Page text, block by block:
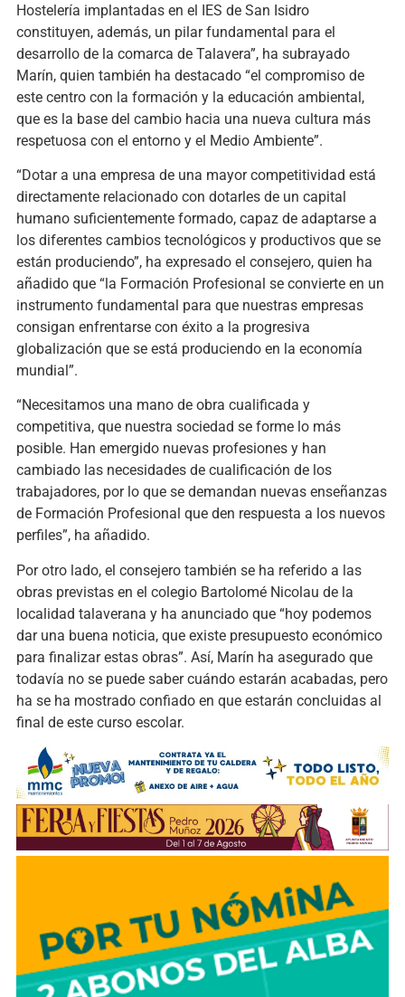
Hostelería implantadas en el IES de San Isidro
constituyen, además, un pilar fundamental para el
desarrollo de la comarca de Talavera”, ha subrayado
Marín, quien también ha destacado “el compromiso de
este centro con la formación y la educación ambiental,
que es la base del cambio hacia una nueva cultura más
respetuosa con el entorno y el Medio Ambiente”.
“Dotar a una empresa de una mayor competitividad está
directamente relacionado con dotarles de un capital
humano suficientemente formado, capaz de adaptarse a
los diferentes cambios tecnológicos y productivos que se
están produciendo”, ha expresado el consejero, quien ha
añadido que “la Formación Profesional se convierte en un
instrumento fundamental para que nuestras empresas
consigan enfrentarse con éxito a la progresiva
globalización que se está produciendo en la economía
mundial”.
“Necesitamos una mano de obra cualificada y
competitiva, que nuestra sociedad se forme lo más
posible. Han emergido nuevas profesiones y han
cambiado las necesidades de cualificación de los
trabajadores, por lo que se demandan nuevas enseñanzas
de Formación Profesional que den respuesta a los nuevos
perfiles”, ha añadido.
Por otro lado, el consejero también se ha referido a las
obras previstas en el colegio Bartolomé Nicolau de la
localidad talaverana y ha anunciado que “hoy podemos
dar una buena noticia, que existe presupuesto económico
para finalizar estas obras”. Así, Marín ha asegurado que
todavía no se puede saber cuándo estarán acabadas, pero
ha se ha mostrado confiado en que estarán concluidas al
final de este curso escolar.